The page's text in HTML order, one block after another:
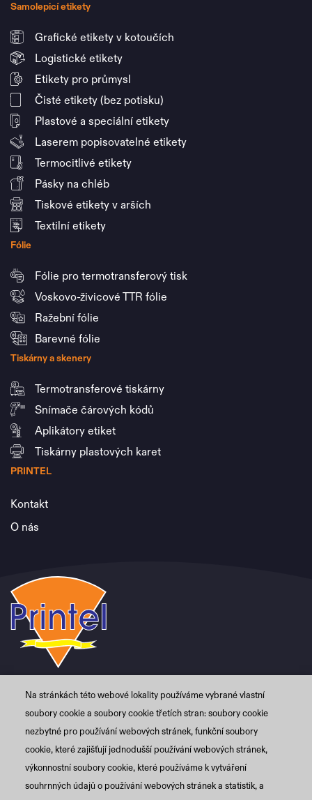
Na stránkách této webové lokality používáme vybrané vlastní
soubory cookie a soubory cookie třetích stran: soubory cookie
nezbytné pro používání webových stránek, funkční soubory
cookie, které zajišťují jednodušší používání webových stránek,
výkonnostní soubory cookie, které používáme k vytváření
souhrnných údajů o používání webových stránek a statistik, a
Samolepicí etikety
Grafické etikety v kotoučích
Logistické etikety
Etikety pro průmysl
Čisté etikety (bez potisku)
Plastové a speciální etikety
Laserem popisovatelné etikety
Termocitlivé etikety
Pásky na chléb
Tiskové etikety v arších
Textilní etikety
Fólie
Fólie pro termotransferový tisk
Voskovo-živicové TTR fólie
Ražební fólie
Barevné fólie
Tiskárny a skenery
Termotransferové tiskárny
Snímače čárových kódů
Aplikátory etiket
Tiskárny plastových karet
PRINTEL
Kontakt
O nás
+420 774 480 084